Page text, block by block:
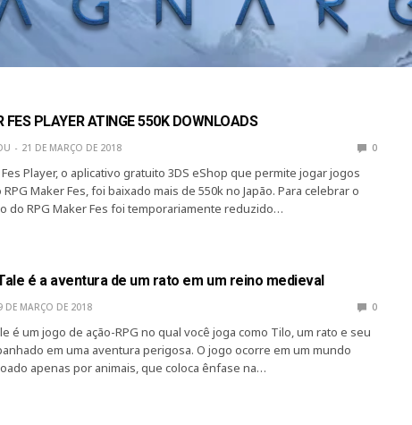
FES PLAYER ATINGE 550K DOWNLOADS
21 DE MARÇO DE 2018 0
Fes Player, o aplicativo gratuito 3DS eShop que permite jogar jogos
Maker Fes, foi baixado mais de 550k no Japão. Para celebrar o
do RPG Maker Fes foi temporariamente reduzido…
é a aventura de um rato em um reino medieval
DE MARÇO DE 2018 0
é um jogo de ação-RPG no qual você joga como Tilo, um rato e seu
em uma aventura perigosa. O jogo ocorre em um mundo
apenas por animais, que coloca ênfase na…